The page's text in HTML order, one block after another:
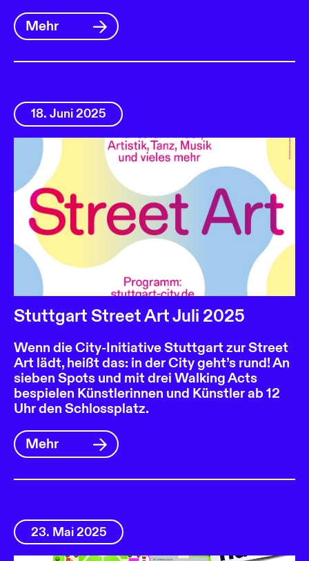
Mehr
18. Juni 2025
Stuttgart Street Art Juli 2025
Wenn die City-Initiative Stuttgart zur Street
Art lädt, heißt das: in der City geht’s rund! An
sieben Spots und mit drei Walking Acts
bespielen Künstlerinnen und Künstler ab 12
Uhr den Schlossplatz.
Mehr
23. Mai 2025